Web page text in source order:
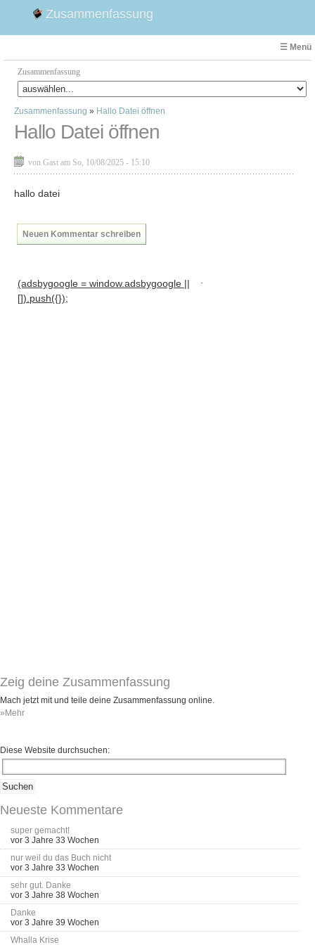
Zusammenfassung
☰ Menü
Zusammenfassung
Faust
Willhelm Tell
Effi Briest
Emilia Galotti
1. Weltkrieg Zusammenfassung
Weimarer Republik
Woyzeck
Aktive Forenbeiträge
Dies ist das Forum um neue Funktionen und Information zu Wünschen
Regeln (Bitte vor dem posten lesen)
Zusammenfassung » Hallo Datei öffnen
Hallo Datei öffnen
von Gast am So, 10/08/2025 - 15:10
hallo datei
Neuen Kommentar schreiben
(adsbygoogle = window.adsbygoogle ||
[]).push({});
Zeig deine Zusammenfassung
Mach jetzt mit und teile deine Zusammenfassung online.
»Mehr
Diese Website durchsuchen:
Neueste Kommentare
super gemacht!
vor 3 Jahre 33 Wochen
nur weil du das Buch nicht
vor 3 Jahre 33 Wochen
sehr gut. Danke
vor 3 Jahre 38 Wochen
Danke
vor 3 Jahre 39 Wochen
Whalla Krise